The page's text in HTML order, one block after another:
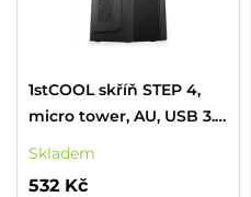
1stCOOL skříň STEP 4,
micro tower, AU, USB 3.0,
bez zdroje, černá
Skladem
532 Kč